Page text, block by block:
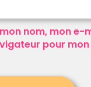
nom, mon e-
pour